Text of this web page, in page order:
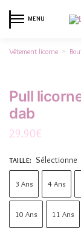
MENU
Vêtement licorne »
Pull
dab
29.90€
TAILLE: Sélectionne
3 Ans 4 Ans
10 Ans 11 Ans